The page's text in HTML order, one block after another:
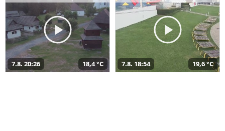
7.8. 20:26 18,4 °C 7.8. 18:54 19,6 °C